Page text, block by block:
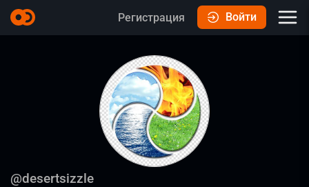
Регистрация Войти
@desertsizzle